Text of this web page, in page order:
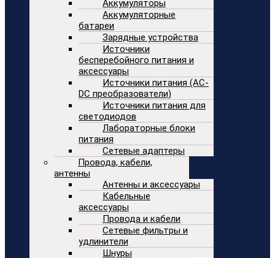
Аккумуляторы
Аккумуляторные
батареи
Зарядные устройства
Источники
бесперебойного питания и
аксессуары
Источники питания (AC-
DC преобразователи)
Источники питания для
светодиодов
Лабораторные блоки
питания
Сетевые адаптеры
Провода, кабели,
антенны
Антенны и аксессуары
Кабельные
аксессуары
Провода и кабели
Сетевые фильтры и
удлинители
Шнуры